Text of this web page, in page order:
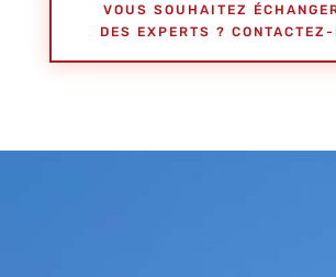
VOUS SOUHAITEZ
DES EXPERTS ?